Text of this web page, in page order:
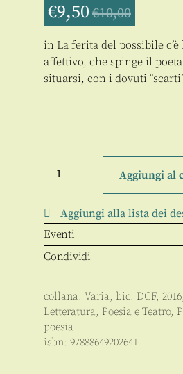
€9,50 €10,00
in La ferita del possibile
affettivo, che spinge il
situarsi, con i dovuti
ferita
quantità
Aggiungi al
Aggiungi alla lista dei
Eventi
Condividi
collana: Varia, bic: DCF, 2016
Letteratura, Poesia e Teatro,
poesia
isbn: 97888649202641